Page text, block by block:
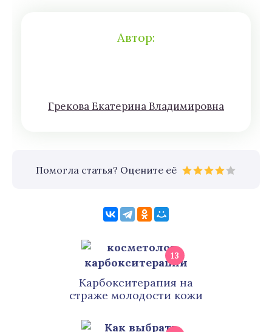
Автор:
Грeкoва Eкатeринa Влaдимирoвна
Помогла статья? Оцените её
13
Карбокситерапия на
страже молодости кожи